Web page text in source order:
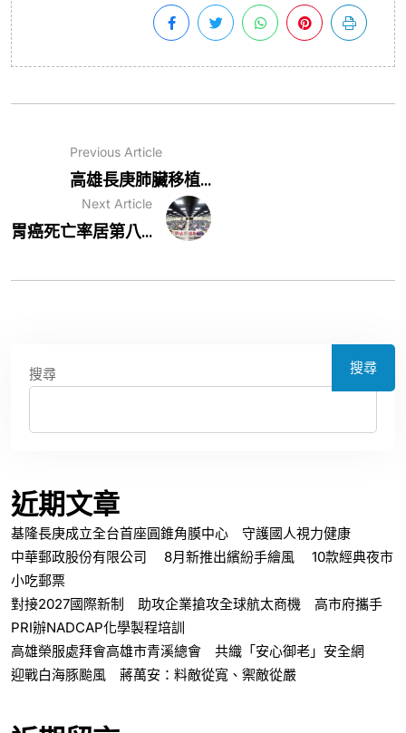
Previous Article
高雄長庚肺臟移植...
Next Article
胃癌死亡率居第八...
搜尋 搜尋
近期文章
基隆長庚成立全台首座圓錐角膜中心 守護國人視力健康
中華郵政股份有限公司 8月新推出繽紛手繪風 10款經典夜市
小吃郵票
對接2027國際新制 助攻企業搶攻全球航太商機 高市府攜手
PRI辦NADCAP化學製程培訓
高雄榮服處拜會高雄市青溪總會 共織「安心御老」安全網
迎戰白海豚颱風 蔣萬安：料敵從寬、禦敵從嚴